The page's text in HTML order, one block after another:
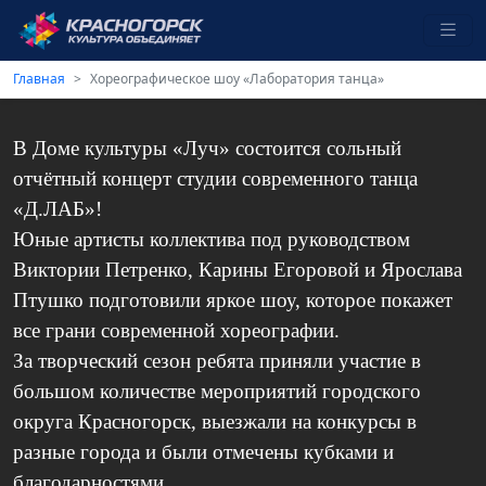
Главная Хореографическое шоу «Лаборатория танца»
В Доме культуры «Луч» состоится сольный
отчётный концерт студии современного танца
«Д.ЛАБ»!
Юные артисты коллектива под руководством
Виктории Петренко, Карины Егоровой и Ярослава
Птушко подготовили яркое шоу, которое покажет
все грани современной хореографии.
За творческий сезон ребята приняли участие в
большом количестве мероприятий городского
округа Красногорск, выезжали на конкурсы в
разные города и были отмечены кубками и